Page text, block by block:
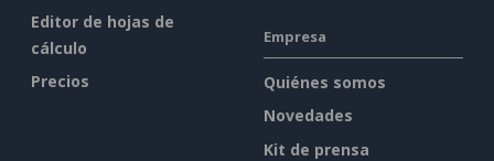
Editor de hojas de
cálculo
Precios
Empresa
Quiénes somos
Novedades
Kit de prensa